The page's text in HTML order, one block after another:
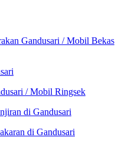
Gandusari / Mobil Bekas
/ Mobil Ringsek
di Gandusari
di Gandusari